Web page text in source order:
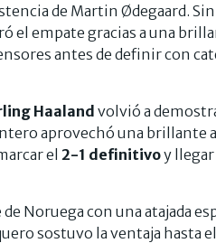
de Martin Ødegaard.
el empate gracias a una
antes de definir con
Haaland volvió a
aprovechó una brillante
el 2-1 definitivoy llegar
Noruega con una atajada
sostuvo la ventaja hasta